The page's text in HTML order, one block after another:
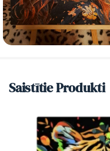
Saistītie Produkti